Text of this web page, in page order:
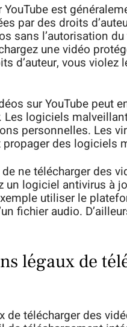
est
par des droits
sans l’autorisation
une vidéo
d’auteur, vous violez
sur YouTube peut
logiciels
personnelles. Les
des logiciels
ne télécharger des
un logiciel antivirus à
utiliser le
fichier audio.
légaux de
télécharger des